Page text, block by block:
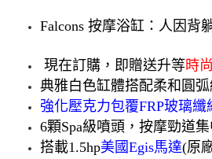
Falcons 按摩浴缸： 人因背
現在訂購，即贈送升等時
典雅白色缸體搭配柔和圓
強化壓克力包覆FRP玻璃纖
6顆Spa級噴頭，按摩勁道集
搭載1.5hp美國Egis馬達(原